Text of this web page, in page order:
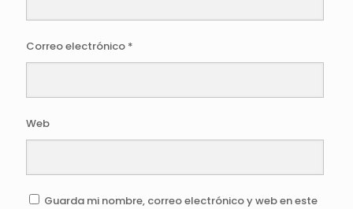
Correo electrónico *
Web
Guarda mi nombre, correo electrónico y web en este